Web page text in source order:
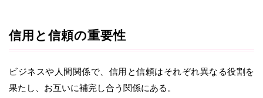
信用と信頼の重要性
ビジネスや人間関係で、信用と信頼はそれぞれ異なる役割を
果たし、お互いに補完し合う関係にある。